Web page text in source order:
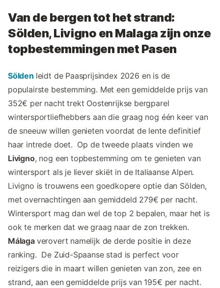
Van de bergen tot het strand:
Sölden, Livigno en Malaga zijn onze
topbestemmingen met Pasen
Sölden leidt de Paasprijsindex 2026 en is de
populairste bestemming. Met een gemiddelde prijs van
352€ per nacht trekt Oostenrijkse bergparel
wintersportliefhebbers aan die graag nog één keer van
de sneeuw willen genieten voordat de lente definitief
haar intrede doet. Op de tweede plaats vinden we
Livigno, nog een topbestemming om te genieten van
wintersport als je liever skiët in de Italiaanse Alpen.
Livigno is trouwens een goedkopere optie dan Sölden,
met overnachtingen aan gemiddeld 279€ per nacht.
Wintersport mag dan wel de top 2 bepalen, maar het is
ook te merken dat we graag naar de zon trekken.
Málaga verovert namelijk de derde positie in deze
ranking. De Zuid-Spaanse stad is perfect voor
reizigers die in maart willen genieten van zon, zee en
strand, aan een gemiddelde prijs van 195€ per nacht.